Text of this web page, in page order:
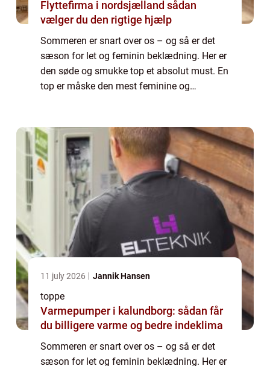
Flyttefirma i nordsjælland sådan
vælger du den rigtige hjælp
Sommeren er snart over os – og så er det
sæson for let og feminin beklædning. Her er
den søde og smukke top et absolut must. En
top er måske den mest feminine og
el...
11 july 2026 Jannik Hansen
toppe
Varmepumper i kalundborg: sådan får
du billigere varme og bedre indeklima
Sommeren er snart over os – og så er det
sæson for let og feminin beklædning. Her er